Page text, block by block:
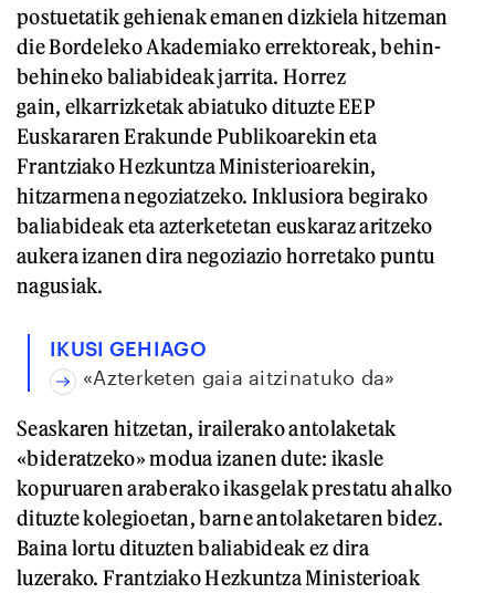
postuetatik gehienak emanen dizkiela hitzeman
die Bordeleko Akademiako errektoreak, behin-
behineko baliabideak jarrita. Horrez
gain, elkarrizketak abiatuko dituzte EEP
Euskararen Erakunde Publikoarekin eta
Frantziako Hezkuntza Ministerioarekin,
hitzarmena negoziatzeko. Inklusiora begirako
baliabideak eta azterketetan euskaraz aritzeko
aukera izanen dira negoziazio horretako puntu
nagusiak.
IKUSI GEHIAGO
«Azterketen gaia aitzinatuko da»
Seaskaren hitzetan, irailerako antolaketak
«bideratzeko» modua izanen dute: ikasle
kopuruaren araberako ikasgelak prestatu ahalko
dituzte kolegioetan, barne antolaketaren bidez.
Baina lortu dituzten baliabideak ez dira
luzerako. Frantziako Hezkuntza Ministerioak